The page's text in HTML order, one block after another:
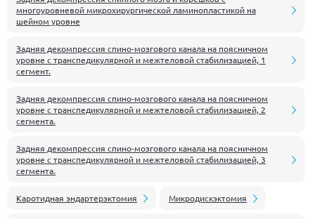
многоуровневой микрохирургической ламинопластикой на
шейном уровне
Задняя декомпрессия спино-мозгового канала на поясничном
уровне с транспедикулярной и межтеловой стабилизацией, 1
сегмент.
Задняя декомпрессия спино-мозгового канала на поясничном
уровне с транспедикулярной и межтеловой стабилизацией, 2
сегмента.
Задняя декомпрессия спино-мозгового канала на поясничном
уровне с транспедикулярной и межтеловой стабилизацией, 3
сегмента.
Каротидная эндартерэктомия Микродискэктомия